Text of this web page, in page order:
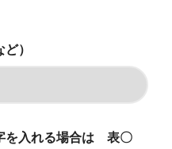
）
入れる場合は 表〇